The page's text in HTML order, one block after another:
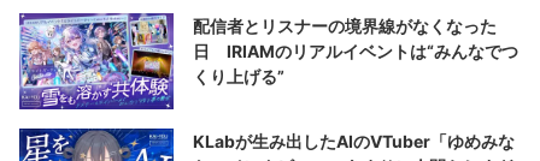
配信者とリスナーの境界線がなくなった
日 IRIAMのリアルイベントは“みんなでつ
くり上げる”
KLabが生み出したAIのVTuber「ゆめみな